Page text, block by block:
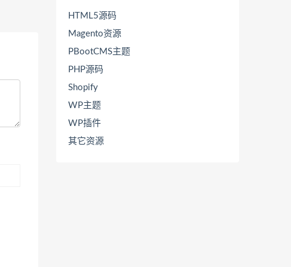
HTML5源码
Magento资源
PBootCMS主题
PHP源码
Shopify
WP主题
WP插件
其它资源